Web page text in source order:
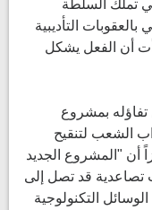
تملك السلطة
التأديبية
رأت أن الفعل يشكل
بمشروع
الشعب لتنقيح
أن "المشروع الجديد
تصاعدية قد تصل إلى
التكنولوجية